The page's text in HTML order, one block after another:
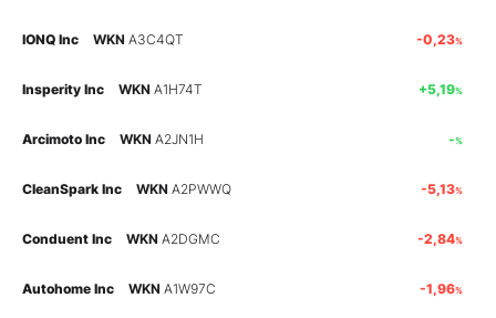
Folgen Sie uns
IONQ Inc WKN A3C4QT -0,23%
Insperity Inc WKN A1H74T +5,19%
Arcimoto Inc WKN A2JN1H -%
CleanSpark Inc WKN A2PWWQ -5,13%
Conduent Inc WKN A2DGMC -2,84%
Autohome Inc WKN A1W97C -1,96%